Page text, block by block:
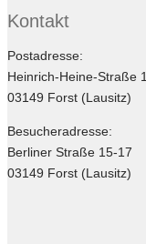
Kontakt
Postadresse:
Heinrich-Heine-Straße 1
03149 Forst (Lausitz)
Besucheradresse:
Berliner Straße 15-17
03149 Forst (Lausitz)